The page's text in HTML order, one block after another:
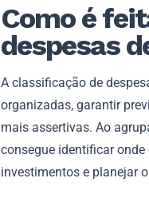
Como é
despesas
A classificação de
organizadas, garantir
mais assertivas. Ao
consegue identificar
investimentos e planejar